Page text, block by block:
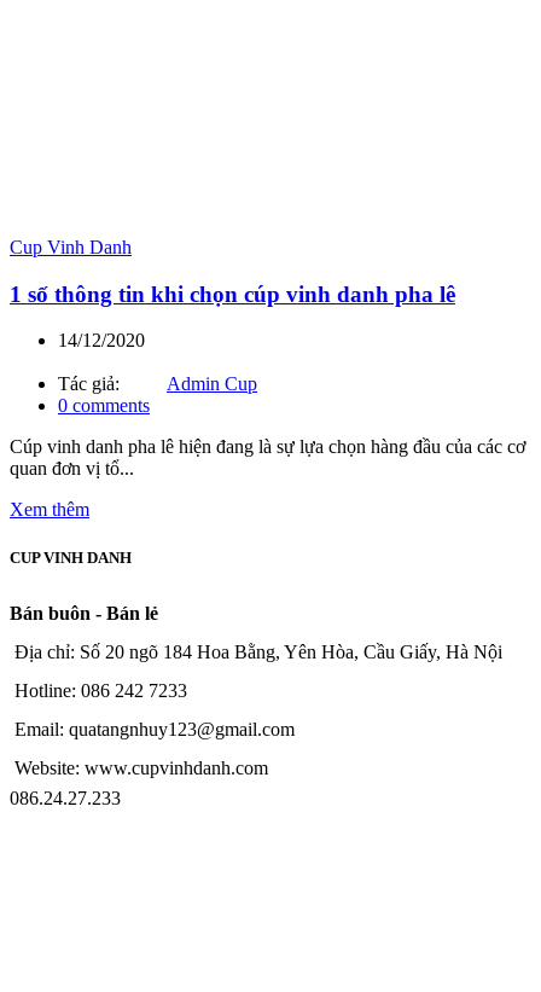
Cup Vinh Danh
1 số thông tin khi chọn cúp vinh danh pha lê
14/12/2020
Tác giả:
Admin Cup
0 comments
Cúp vinh danh pha lê hiện đang là sự lựa chọn hàng đầu của các cơ
quan đơn vị tổ...
Xem thêm
CUP VINH DANH
Bán buôn - Bán lẻ
Địa chỉ: Số 20 ngõ 184 Hoa Bằng, Yên Hòa, Cầu Giấy, Hà Nội
Hotline: 086 242 7233
Email: quatangnhuy123@gmail.com
Website: www.cupvinhdanh.com
086.24.27.233